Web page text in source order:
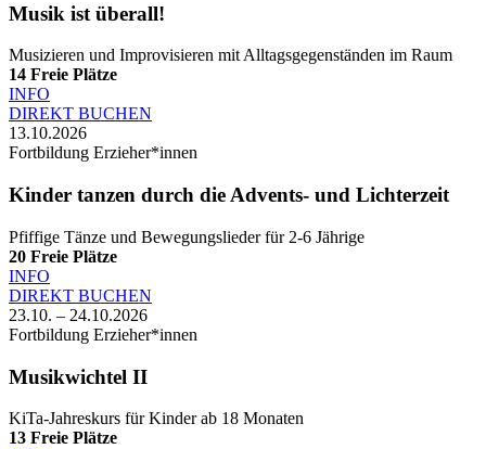
Musik ist überall!
Musizieren und Improvisieren mit Alltagsgegenständen im Raum
14 Freie Plätze
INFO
DIREKT BUCHEN
13.10.2026
Fortbildung Erzieher*innen
Kinder tanzen durch die Advents- und Lichterzeit
Pfiffige Tänze und Bewegungslieder für 2-6 Jährige
20 Freie Plätze
INFO
DIREKT BUCHEN
23.10. – 24.10.2026
Fortbildung Erzieher*innen
Musikwichtel II
KiTa-Jahreskurs für Kinder ab 18 Monaten
13 Freie Plätze